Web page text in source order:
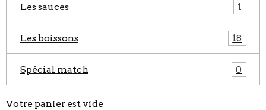
Les sauces 1
Les boissons 18
Spécial match 0
Votre panier est vide